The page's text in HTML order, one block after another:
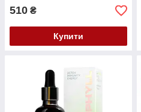
510 ₴
Купити